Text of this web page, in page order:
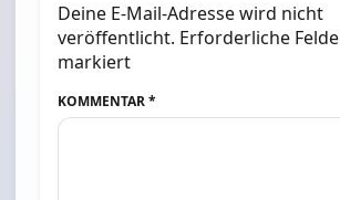
Deine E-Mail-Adresse wird nicht
veröffentlicht. Erforderliche
markiert
KOMMENTAR*